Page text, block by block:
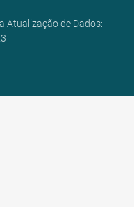
Atualização de Dados: